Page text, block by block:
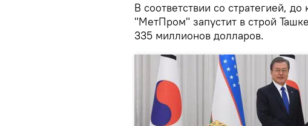
В соответствии со стратегией,
"МетПром" запустит в строй
335 миллионов долларов.